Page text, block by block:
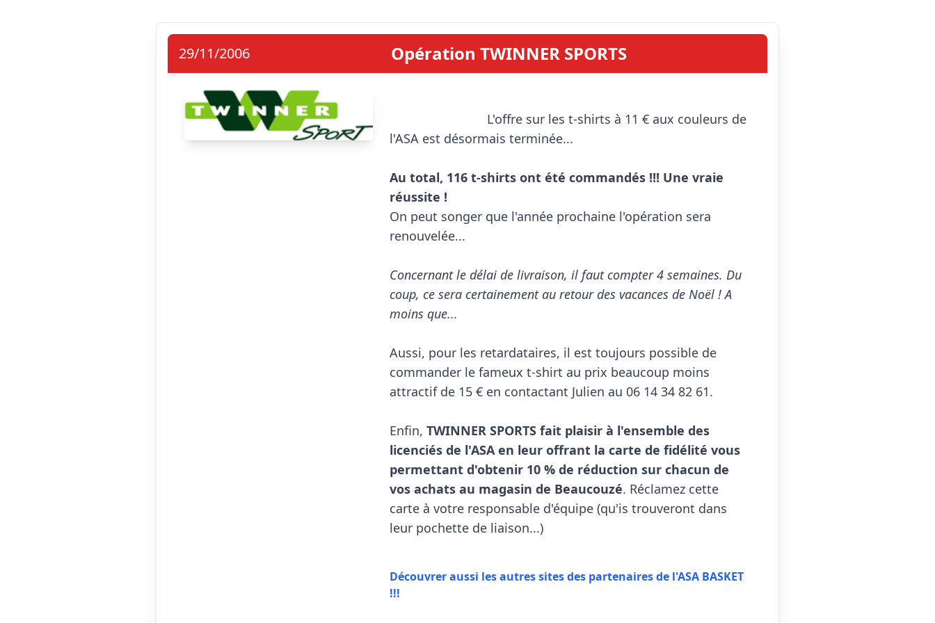
29/11/2006 Opération TWINNER SPORTS
l'ASA est désormais terminée...
Au total, 116 t-shirts ont été commandés !!! Une vraie
réussite !
On peut songer que l'année prochaine l'opération sera
renouvelée...
Concernant le délai de livraison, il faut compter 4 semaines. Du
coup, ce sera certainement au retour des vacances de Noël ! A
moins que...
Aussi, pour les retardataires, il est toujours possible de
commander le fameux t-shirt au prix beaucoup moins
attractif de 15 € en contactant Julien au 06 14 34 82 61.
Enfin, TWINNER SPORTS fait plaisir à l'ensemble des
licenciés de l'ASA en leur offrant la carte de fidélité vous
permettant d'obtenir 10 % de réduction sur chacun de
vos achats au magasin de Beaucouzé. Réclamez cette
carte à votre responsable d'équipe (qu'is trouveront dans
leur pochette de liaison...)
Découvrer aussi les autres sites des partenaires de l'ASA BASKET
!!!